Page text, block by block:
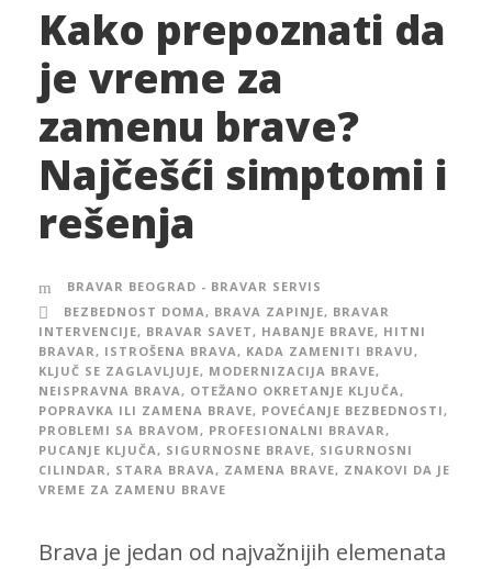
Kako prepoznati da
je vreme za
zamenu brave?
Najčešći simptomi i
rešenja
BRAVAR BEOGRAD - BRAVAR SERVIS
BEZBEDNOST DOMA, BRAVA ZAPINJE, BRAVAR
INTERVENCIJE, BRAVAR SAVET, HABANJE BRAVE, HITNI
BRAVAR, ISTROŠENA BRAVA, KADA ZAMENITI BRAVU,
KLJUČ SE ZAGLAVLJUJE, MODERNIZACIJA BRAVE,
NEISPRAVNA BRAVA, OTEŽANO OKRETANJE KLJUČA,
POPRAVKA ILI ZAMENA BRAVE, POVEĆANJE BEZBEDNOSTI,
PROBLEMI SA BRAVOM, PROFESIONALNI BRAVAR,
PUCANJE KLJUČA, SIGURNOSNE BRAVE, SIGURNOSNI
CILINDAR, STARA BRAVA, ZAMENA BRAVE, ZNAKOVI DA JE
VREME ZA ZAMENU BRAVE
Brava je jedan od najvažnijih elemenata